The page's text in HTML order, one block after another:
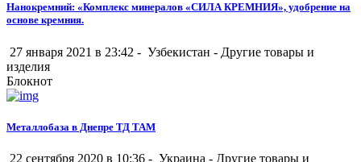
Нанокремний: «Комплекс минералов «СИЛА КРЕМНИЯ», удобрение на
основе кремния.
27 января 2021 в 23:42 - Узбекистан - Другие товары и
изделия
Блокнот
Металлобаза в Днепре ТД ТАМ
22 сентября 2020 в 10:36 - Украина - Другие товары и